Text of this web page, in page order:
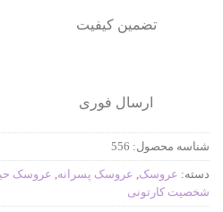
تضمین کیفیت
ارسال فوری
شناسه محصول: 556
دسته: عروسک عروسک پسرانه عروسک
شخصیت کارتونی